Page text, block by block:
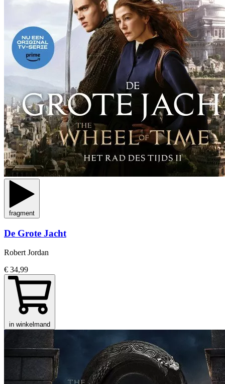
fragment
De Grote Jacht
Robert Jordan
€ 34,99
in winkelmand